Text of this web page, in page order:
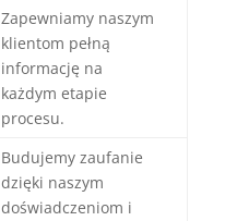
Zapewniamy naszym
klientom pełną
informację na
każdym etapie
procesu.
Budujemy zaufanie
dzięki naszym
doświadczeniom i